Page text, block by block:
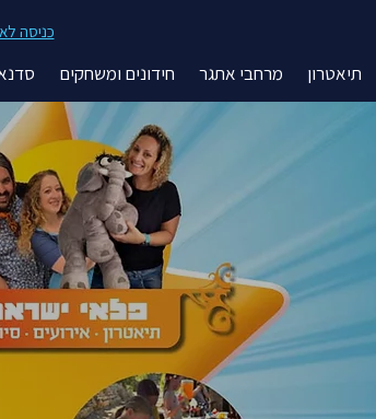
כניסה
תיאטרון מרחבי אתגר חידונים ומשחקים